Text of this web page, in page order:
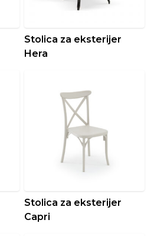
Stolica za eksterijer
Hera
Stolica za eksterijer
Capri